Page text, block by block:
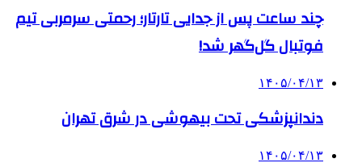
چند ساعت پس از جدایی تارتار؛ رحمتی سرمربی تیم
فوتبال گل‌گهر شد!
۱۴۰۵/۰۴/۱۳
دندانپزشکی تحت بیهوشی در شرق تهران
۱۴۰۵/۰۴/۱۳